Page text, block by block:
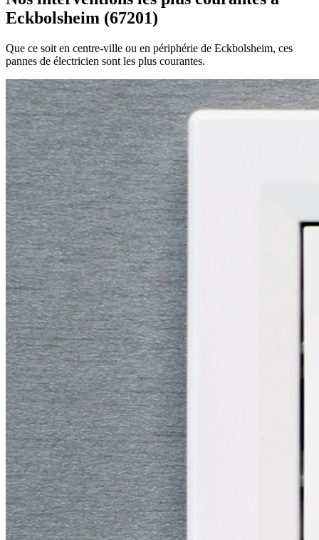
Eckbolsheim (67201)
Que ce soit en centre-ville ou en périphérie de Eckbolsheim, ces
pannes de électricien sont les plus courantes.